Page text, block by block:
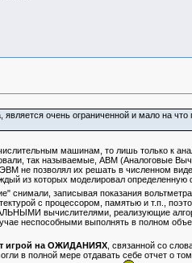
очень ограниченной и мало на
машинам, то лишь только к
так называемые, АВМ (Аналоговые
не позволял их решать в численном виде.
из которых моделировал
снимали, записывая показания
с процессором, памятью и т.п.,
вычислителями, реализующие
неспособными выполнять в полном
игрой на ОЖИДАНИЯХ, связанной со
в полной мере отдавать себе отчет о